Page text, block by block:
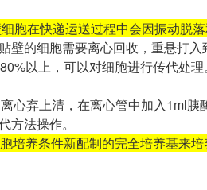
胞在快递运送过程中会因振动脱
壁的细胞需要离心回收，重悬打入
以上，可以对细胞进行传代处
心弃上清，在离心管中加入1ml胰
法操作。
培养条件新配制的完全培养基来